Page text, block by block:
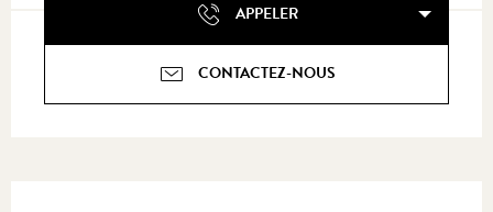
APPELER
CONTACTEZ-NOUS